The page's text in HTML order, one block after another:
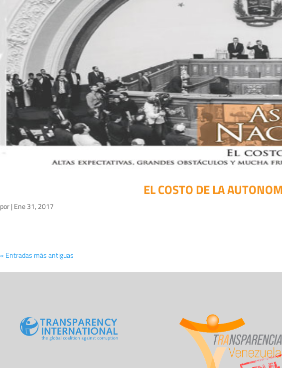
EL COSTO DE LA
por| Ene 31, 2017
« Entradas más antiguas